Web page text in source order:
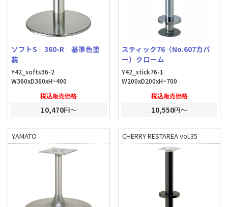
ソフトS 360-R 基準色塗
装
Y42_softs36-2
W360xD360xH~400
税込販売価格
10,470円～
スティック76（No.607カバ
ー）クローム
Y42_stick76-1
W200xD200xH~700
税込販売価格
10,550円～
YAMATO CHERRY RESTAREA vol.35